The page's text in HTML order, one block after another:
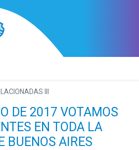
III
DE 2017 VOTAMOS
EN TODA LA
BUENOS AIRES